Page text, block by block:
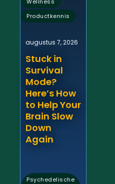
Wellness
Productkennis
augustus 7, 2026
Stuck in
Survival
Mode?
Here’s How
to Help Your
Brain Slow
Down
Again
Psychedelische